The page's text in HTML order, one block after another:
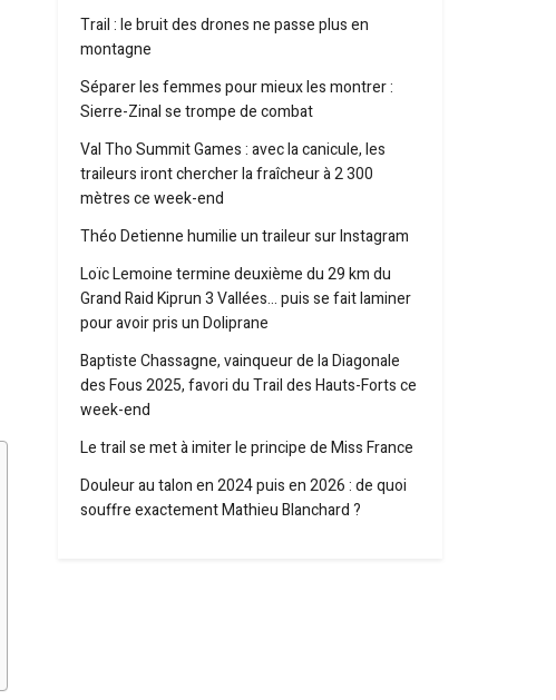
Trail : le bruit des drones ne passe plus en
montagne
Séparer les femmes pour mieux les montrer :
Sierre-Zinal se trompe de combat
Val Tho Summit Games : avec la canicule, les
traileurs iront chercher la fraîcheur à 2 300
mètres ce week-end
Théo Detienne humilie un traileur sur Instagram
Loïc Lemoine termine deuxième du 29 km du
Grand Raid Kiprun 3 Vallées… puis se fait laminer
pour avoir pris un Doliprane
Baptiste Chassagne, vainqueur de la Diagonale
des Fous 2025, favori du Trail des Hauts-Forts ce
week-end
Le trail se met à imiter le principe de Miss France
Douleur au talon en 2024 puis en 2026 : de quoi
souffre exactement Mathieu Blanchard ?